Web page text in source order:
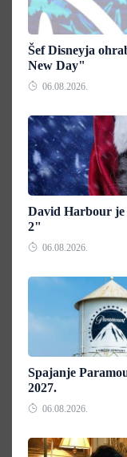
Šef Disneyja
New Day"
06.08.2026.
David Harbour
2"
06.08.2026.
Spajanje
2027.
06.08.2026.